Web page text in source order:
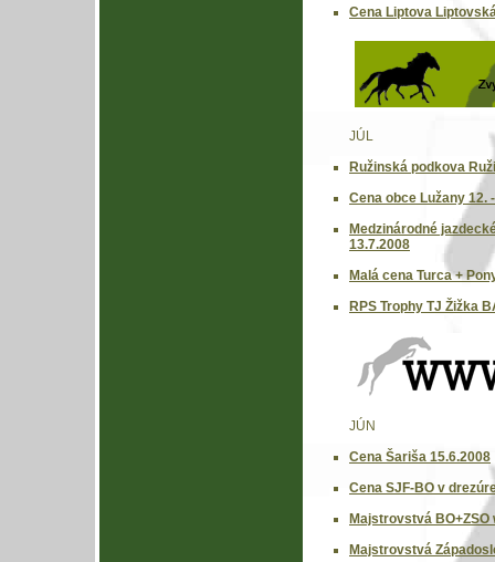
Cena Liptova
JÚL
Ružinská podkova
Cena obce Lužany 12.
Medzinárodné
13.7.2008
Malá cena Turca +
RPS Trophy TJ Žižka
JÚN
Cena Šariša 15.6.2008
Cena SJF-BO v
Majstrovstvá BO+ZSO
Majstrovstvá